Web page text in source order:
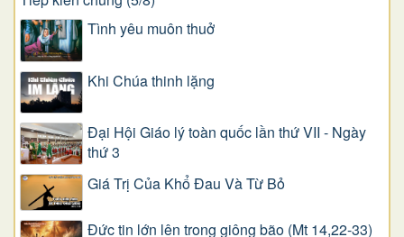
Tình yêu muôn thuở
Khi Chúa thinh lặng
Đại Hội Giáo lý toàn quốc lần thứ VII - Ngày
thứ 3
Giá Trị Của Khổ Ðau Và Từ Bỏ
Đức tin lớn lên trong giông bão (Mt 14,22-33)